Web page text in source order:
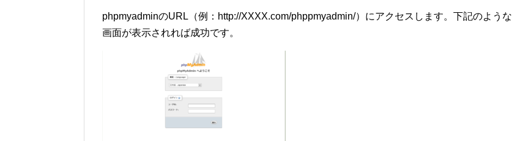
phpmyadminのURL（例：http://XXXX.com/phppmyadmin/）にアクセスします。下記のような
画面が表示されれば成功です。